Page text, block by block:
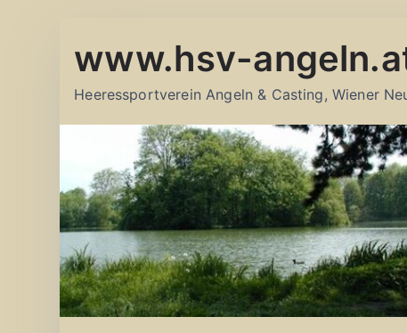
Inhalt
www.hsv-
Heeressportverein Angeln & Casting, Wiener